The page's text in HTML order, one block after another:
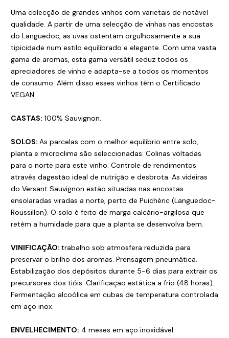
Uma colecção de grandes vinhos com varietais de notável
qualidade. A partir de uma selecção de vinhas nas encostas
do Languedoc, as uvas ostentam orgulhosamente a sua
tipicidade num estilo equilibrado e elegante. Com uma vasta
gama de aromas, esta gama versátil seduz todos os
apreciadores de vinho e adapta-se a todos os momentos
de consumo. Além disso esses vinhos têm o Certificado
VEGAN.
CASTAS: 100% Sauvignon.
SOLOS: As parcelas com o melhor equilíbrio entre solo,
planta e microclima são seleccionadas: Colinas voltadas
para o norte para este vinho. Controle de rendimentos
através dagestão ideal de nutrição e desbrota. As videiras
do Versant Sauvignon estão situadas nas encostas
ensolaradas viradas a norte, perto de Puichéric (Languedoc-
Roussillon). O solo é feito de marga calcário-argilosa que
retém a humidade para que a planta se desenvolva bem.
VINIFICAÇÃO: trabalho sob atmosfera reduzida para
preservar o brilho dos aromas. Prensagem pneumática.
Estabilização dos depósitos durante 5-6 dias para extrair os
precursores dos tióis. Clarificação estática a frio (48 horas).
Fermentação alcoólica em cubas de temperatura controlada
em aço inox.
ENVELHECIMENTO: 4 meses em aço inoxidável.